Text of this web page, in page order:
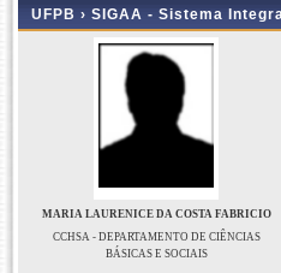
UFPB › SIGAA - Sistema
MARIA LAURENICE DA COSTA FABRICIO
CCHSA - DEPARTAMENTO DE CIÊNCIAS
BÁSICAS E SOCIAIS